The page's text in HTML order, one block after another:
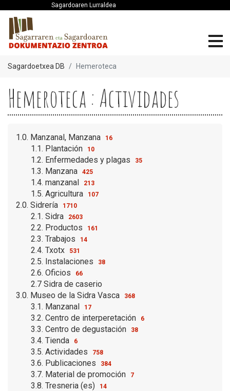
Sagardoaren Lurraldea
Sagardoetxea DB Hemeroteca
Hemeroteca : Actividades
1.0. Manzanal, Manzana 16
1.1. Plantación 10
1.2. Enfermedades y plagas 35
1.3. Manzana 425
1.4. manzanal 213
1.5. Agricultura 107
2.0. Sidrería 1710
2.1. Sidra 2603
2.2. Productos 161
2.3. Trabajos 14
2.4. Txotx 531
2.5. Instalaciones 38
2.6. Oficios 66
2.7 Sidra de caserio
3.0. Museo de la Sidra Vasca
368
3.1. Manzanal 17
3.2. Centro de interperetación 6
3.3. Centro de degustación 38
3.4. Tienda 6
3.5. Actividades 758
3.6. Publicaciones 384
3.7. Material de promoción 7
3.8. Tresneria (es) 14